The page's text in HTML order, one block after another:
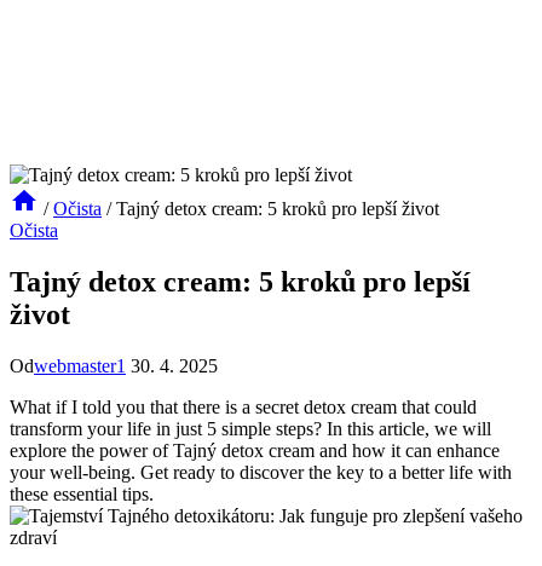
/ Očista / Tajný detox cream: 5 kroků pro lepší život
Očista
Tajný detox cream: 5 kroků pro lepší
život
Odwebmaster1 30. 4. 2025
What if I told you that there is a secret detox cream that could
transform your life in just 5 simple steps? In this article, we will
explore the power of Tajný detox cream and how it can enhance
your well-being. Get ready to discover the key to a better life with
these essential tips.